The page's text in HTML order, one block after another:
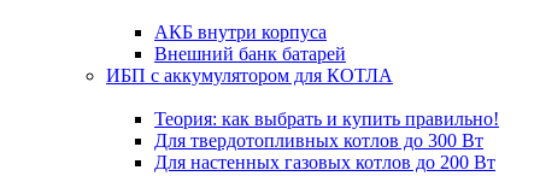
АКБ внутри корпуса
Внешний банк батарей
ИБП с аккумулятором для КОТЛА
Теория: как выбрать и купить правильно!
Для твердотопливных котлов до 300 Вт
Для настенных газовых котлов до 200 Вт